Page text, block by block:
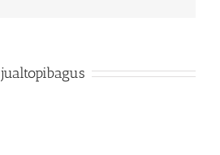
jualtopibagus